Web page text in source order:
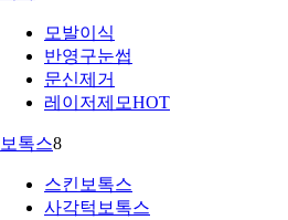
모발이식
반영구눈썹
문신제거
레이저제모HOT
보톡스8
스킨보톡스
사각턱보톡스